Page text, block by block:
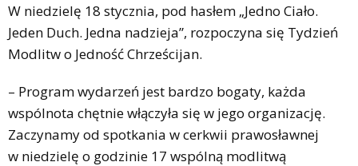
W niedzielę 18 stycznia, pod hasłem „Jedno Ciało.
Jeden Duch. Jedna nadzieja”, rozpoczyna się Tydzień
Modlitw o Jedność Chrześcijan.
– Program wydarzeń jest bardzo bogaty, każda
wspólnota chętnie włączyła się w jego organizację.
Zaczynamy od spotkania w cerkwii prawosławnej
w niedzielę o godzinie 17 wspólną modlitwą